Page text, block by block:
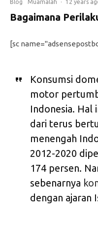
Blog Muamalah · 12 years
Bagaimana
[sc
Konsumsi
motor
Indonesia.
dari terus
menengah
2012-2020
174 persen.
sebenarnya
dengan ajaran